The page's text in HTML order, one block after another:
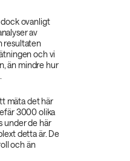
dock ovanligt
av
resultaten
och vi
än mindre hur
mäta det här
3000 olika
under de här
detta är. De
och än